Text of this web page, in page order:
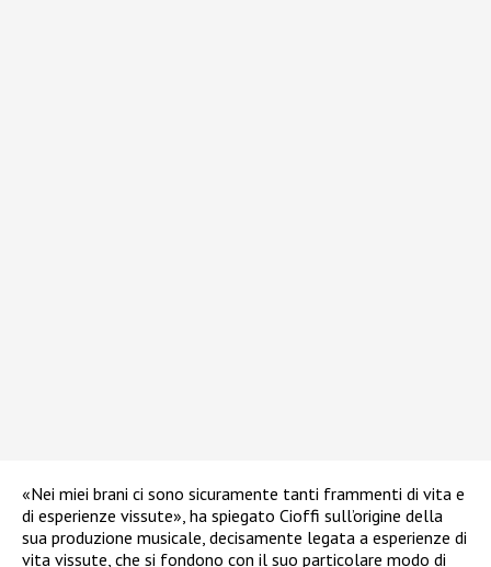
«Nei miei brani ci sono sicuramente tanti frammenti di vita e
di esperienze vissute», ha spiegato Cioffi sull’origine della
sua produzione musicale, decisamente legata a esperienze di
vita vissute, che si fondono con il suo particolare modo di